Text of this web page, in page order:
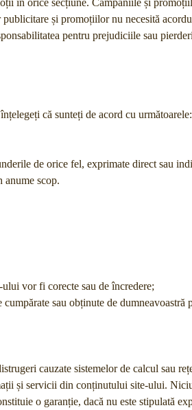
și promoțiilor nu necesită
pentru prejudiciile sau
că sunteți de acord cu următoarele:
de orice fel, exprimate direct sau
anume scop.
vor fi corecte sau de încredere;
sau obținute de
cauzate sistemelor de calcul sau
și servicii din conținutului site-ului.
o garanție, dacă nu este stipulată